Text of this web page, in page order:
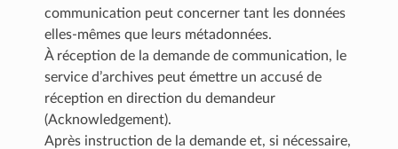
communication peut concerner tant les données
elles-mêmes que leurs métadonnées.
À réception de la demande de communication, le
service d’archives peut émettre un accusé de
réception en direction du demandeur
(Acknowledgement).
Après instruction de la demande et, si nécessaire,